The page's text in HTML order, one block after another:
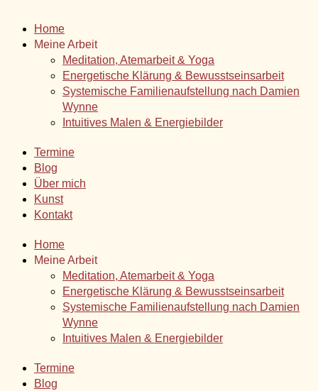
Home
Meine Arbeit
Meditation, Atemarbeit & Yoga
Energetische Klärung & Bewusstseinsarbeit
Systemische Familienaufstellung nach Damien
Wynne
Intuitives Malen & Energiebilder
Termine
Blog
Über mich
Kunst
Kontakt
Home
Meine Arbeit
Meditation, Atemarbeit & Yoga
Energetische Klärung & Bewusstseinsarbeit
Systemische Familienaufstellung nach Damien
Wynne
Intuitives Malen & Energiebilder
Termine
Blog